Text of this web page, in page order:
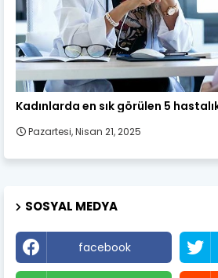
Kadın Sağlığı
Kadınlarda en sık görülen 5
Pazartesi, Nisan 21, 2025
SOSYAL MEDYA
facebook